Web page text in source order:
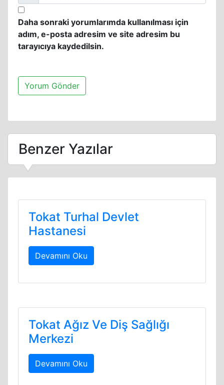
Daha sonraki yorumlarımda kullanılması için
adım, e-posta adresim ve site adresim bu
tarayıcıya kaydedilsin.
Benzer Yazılar
Tokat Turhal Devlet
Hastanesi
Devamını Oku
Tokat Ağız Ve Diş Sağlığı
Merkezi
Devamını Oku